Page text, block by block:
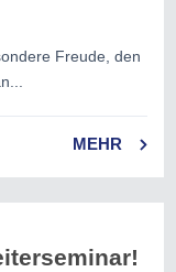
Freude, den
MEHR